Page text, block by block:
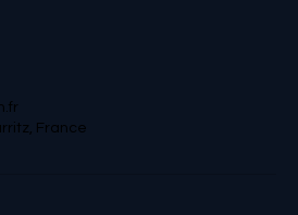
France